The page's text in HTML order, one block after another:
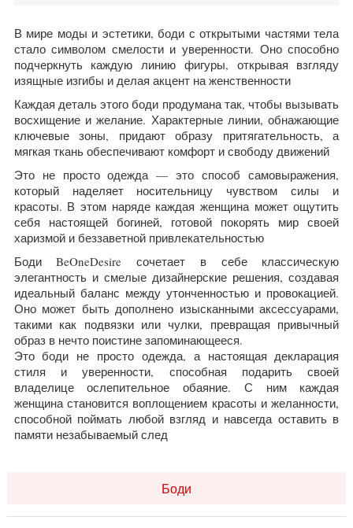
В мире моды и эстетики, боди с открытыми частями тела
стало символом смелости и уверенности. Оно способно
подчеркнуть каждую линию фигуры, открывая взгляду
изящные изгибы и делая акцент на женственности
Каждая деталь этого боди продумана так, чтобы вызывать
восхищение и желание. Характерные линии, обнажающие
ключевые зоны, придают образу притягательность, а
мягкая ткань обеспечивают комфорт и свободу движений
Это не просто одежда — это способ самовыражения,
который наделяет носительницу чувством силы и
красоты. В этом наряде каждая женщина может ощутить
себя настоящей богиней, готовой покорять мир своей
харизмой и беззаветной привлекательностью
Боди BeOneDesire сочетает в себе классическую
элегантность и смелые дизайнерские решения, создавая
идеальный баланс между утонченностью и провокацией.
Оно может быть дополнено изысканными аксессуарами,
такими как подвязки или чулки, превращая привычный
образ в нечто поистине запоминающееся.
Это боди не просто одежда, а настоящая декларация
стиля и уверенности, способная подарить своей
владелице ослепительное обаяние. С ним каждая
женщина становится воплощением красоты и желанности,
способной поймать любой взгляд и навсегда оставить в
памяти незабываемый след
Боди